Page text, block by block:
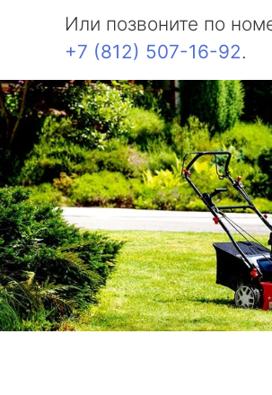
Или позвоните по
+7 (812) 507-16-92.